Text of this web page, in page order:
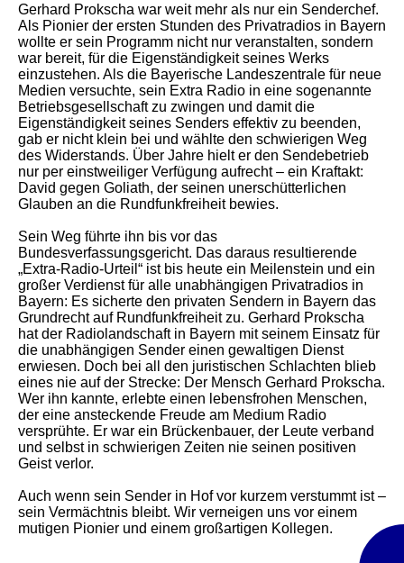
Gerhard Prokscha war weit mehr als nur ein Senderchef.
Als Pionier der ersten Stunden des Privatradios in Bayern
wollte er sein Programm nicht nur veranstalten, sondern
war bereit, für die Eigenständigkeit seines Werks
einzustehen. Als die Bayerische Landeszentrale für neue
Medien versuchte, sein Extra Radio in eine sogenannte
Betriebsgesellschaft zu zwingen und damit die
Eigenständigkeit seines Senders effektiv zu beenden,
gab er nicht klein bei und wählte den schwierigen Weg
des Widerstands. Über Jahre hielt er den Sendebetrieb
nur per einstweiliger Verfügung aufrecht – ein Kraftakt:
David gegen Goliath, der seinen unerschütterlichen
Glauben an die Rundfunkfreiheit bewies.
Sein Weg führte ihn bis vor das
Bundesverfassungsgericht. Das daraus resultierende
„Extra-Radio-Urteil“ ist bis heute ein Meilenstein und ein
großer Verdienst für alle unabhängigen Privatradios in
Bayern: Es sicherte den privaten Sendern in Bayern das
Grundrecht auf Rundfunkfreiheit zu. Gerhard Prokscha
hat der Radiolandschaft in Bayern mit seinem Einsatz für
die unabhängigen Sender einen gewaltigen Dienst
erwiesen. Doch bei all den juristischen Schlachten blieb
eines nie auf der Strecke: Der Mensch Gerhard Prokscha.
Wer ihn kannte, erlebte einen lebensfrohen Menschen,
der eine ansteckende Freude am Medium Radio
versprühte. Er war ein Brückenbauer, der Leute verband
und selbst in schwierigen Zeiten nie seinen positiven
Geist verlor.
Auch wenn sein Sender in Hof vor kurzem verstummt ist –
sein Vermächtnis bleibt. Wir verneigen uns vor einem
mutigen Pionier und einem großartigen Kollegen.